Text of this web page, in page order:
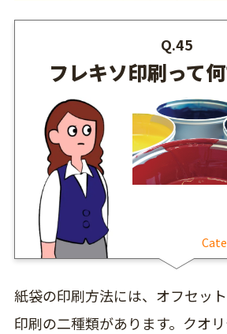
Q.45
フレキソ印刷って
紙袋の印刷方法には、オフセッ
印刷の二種類があります。クオリ